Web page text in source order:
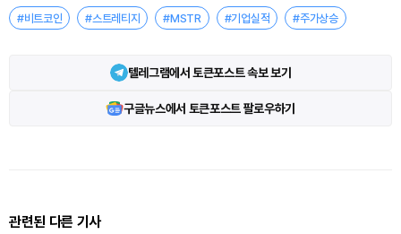
#비트코인 #스트레티지 #MSTR #기업실적 #주가상승
텔레그램에서 토큰포스트 속보 보기
구글뉴스에서 토큰포스트 팔로우하기
관련된 다른 기사